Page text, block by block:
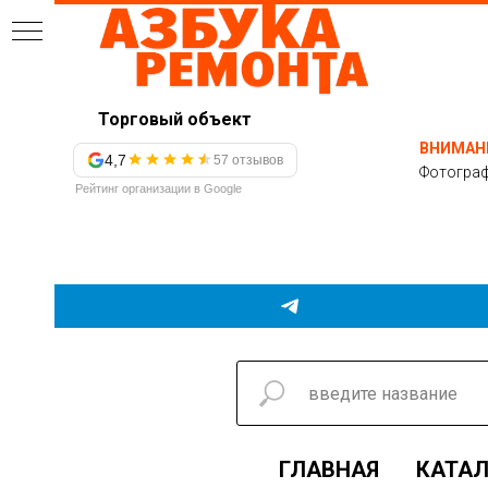
Торговый объект
4,7 57 отзывов
Рейтинг организации в Google
ГЛАВНАЯ